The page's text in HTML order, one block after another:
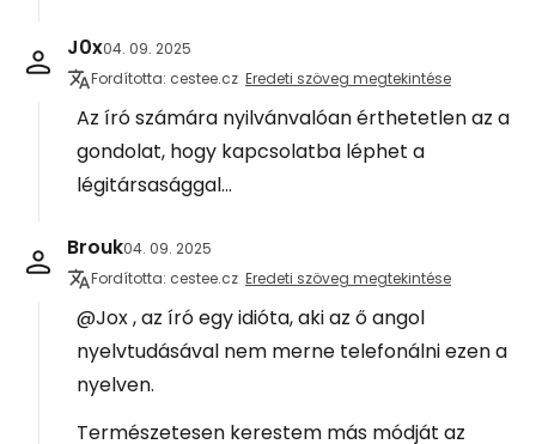
J0x04. 09. 2025
Fordította: cestee.cz Eredeti szöveg megtekintése
Az író számára nyilvánvalóan érthetetlen az a
gondolat, hogy kapcsolatba léphet a
légitársasággal...
Brouk04. 09. 2025
Fordította: cestee.cz Eredeti szöveg megtekintése
@Jox , az író egy idióta, aki az ő angol
nyelvtudásával nem merne telefonálni ezen a
nyelven.
Természetesen kerestem más módját az